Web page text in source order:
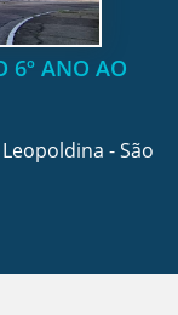
6º ANO AO
- São